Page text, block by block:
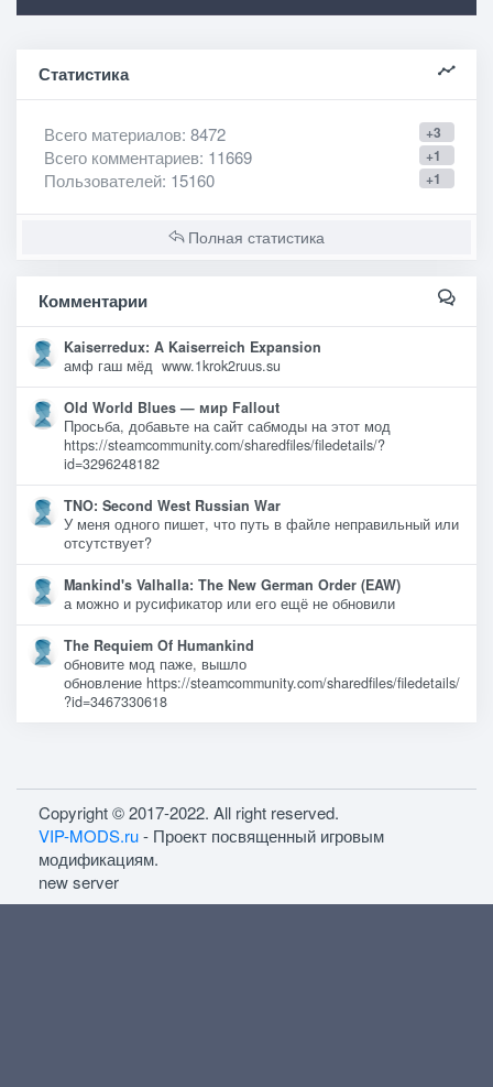
Статистика
+3
Всего материалов: 8472
+1
Всего комментариев: 11669
+1
Пользователей: 15160
Полная статистика
Комментарии
Kaiserredux: A Kaiserreich Expansion
амф гаш мёд www.1krok2ruus.su
Old World Blues — мир Fallout
Просьба, добавьте на сайт сабмоды на этот мод
https://steamcommunity.com/sharedfiles/filedetails/?
id=3296248182
TNO: Second West Russian War
У меня одного пишет, что путь в файле неправильный или
отсутствует?
Mankind's Valhalla: The New German Order (EAW)
а можно и русификатор или его ещё не обновили
The Requiem Of Humankind
обновите мод паже, вышло
обновление https://steamcommunity.com/sharedfiles/filedetails/
?id=3467330618
Copyright © 2017-2022. All right reserved.
VIP-MODS.ru- Проект посвященный игровым
модификациям.
new server